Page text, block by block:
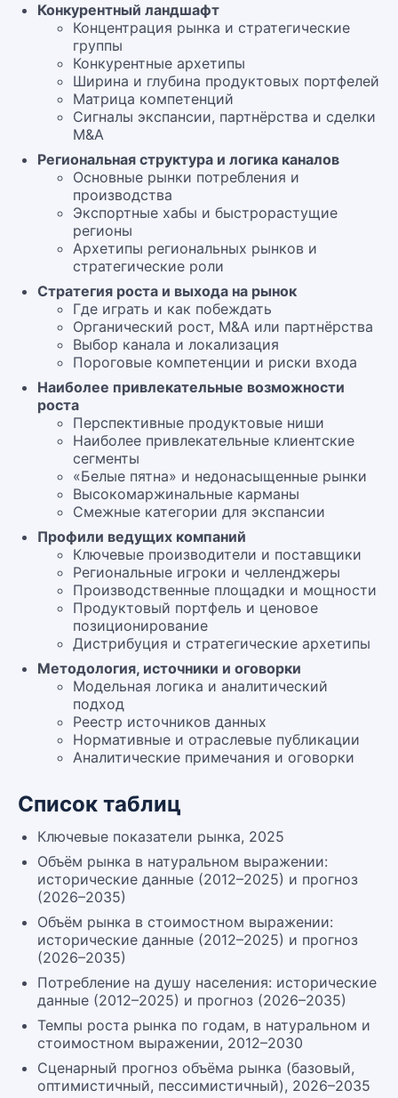
Конкурентный ландшафт
Концентрация рынка и стратегические
группы
Конкурентные архетипы
Ширина и глубина продуктовых портфелей
Матрица компетенций
Сигналы экспансии, партнёрства и сделки
M&A
Региональная структура и логика каналов
Основные рынки потребления и
производства
Экспортные хабы и быстрорастущие
регионы
Архетипы региональных рынков и
стратегические роли
Стратегия роста и выхода на рынок
Где играть и как побеждать
Органический рост, M&A или партнёрства
Выбор канала и локализация
Пороговые компетенции и риски входа
Наиболее привлекательные возможности
роста
Перспективные продуктовые ниши
Наиболее привлекательные клиентские
сегменты
«Белые пятна» и недонасыщенные рынки
Высокомаржинальные карманы
Смежные категории для экспансии
Профили ведущих компаний
Ключевые производители и поставщики
Региональные игроки и челленджеры
Производственные площадки и мощности
Продуктовый портфель и ценовое
позиционирование
Дистрибуция и стратегические архетипы
Методология, источники и оговорки
Модельная логика и аналитический
подход
Реестр источников данных
Нормативные и отраслевые публикации
Аналитические примечания и оговорки
Список таблиц
Ключевые показатели рынка, 2025
Объём рынка в натуральном выражении:
исторические данные (2012–2025) и прогноз
(2026–2035)
Объём рынка в стоимостном выражении:
исторические данные (2012–2025) и прогноз
(2026–2035)
Потребление на душу населения: исторические
данные (2012–2025) и прогноз (2026–2035)
Темпы роста рынка по годам, в натуральном и
стоимостном выражении, 2012–2030
Сценарный прогноз объёма рынка (базовый,
оптимистичный, пессимистичный), 2026–2035